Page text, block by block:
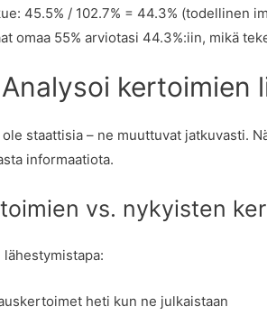
45.5% / 102.7% = 44.3% (todellinen
omaa 55% arviotasi 44.3%:iin, mikä
kertoimien
staattisia – ne muuttuvat jatkuvasti.
informaatiota.
vs. nykyisten
heti kun ne julkaistaan